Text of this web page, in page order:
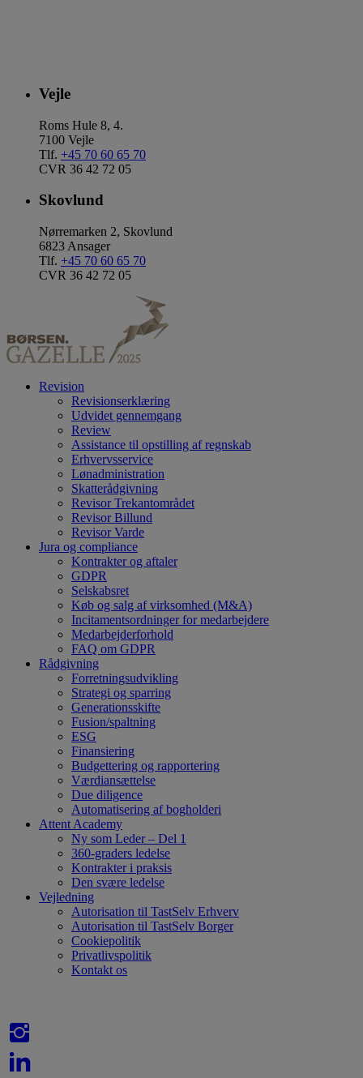
Vejle
Roms Hule 8, 4.
7100 Vejle
Tlf. +45 70 60 65 70
CVR 36 42 72 05
Skovlund
Nørremarken 2, Skovlund
6823 Ansager
Tlf. +45 70 60 65 70
CVR 36 42 72 05
Revision
Revisionserklæring
Udvidet gennemgang
Review
Assistance til opstilling af regnskab
Erhvervsservice
Lønadministration
Skatterådgivning
Revisor Trekantområdet
Revisor Billund
Revisor Varde
Jura og compliance
Kontrakter og aftaler
GDPR
Selskabsret
Køb og salg af virksomhed (M&A)
Incitamentsordninger for medarbejdere
Medarbejderforhold
FAQ om GDPR
Rådgivning
Forretningsudvikling
Strategi og sparring
Generationsskifte
Fusion/spaltning
ESG
Finansiering
Budgettering og rapportering
Værdiansættelse
Due diligence
Automatisering af bogholderi
Attent Academy
Ny som Leder – Del 1
360-graders ledelse
Kontrakter i praksis
Den svære ledelse
Vejledning
Autorisation til TastSelv Erhverv
Autorisation til TastSelv Borger
Cookiepolitik
Privatlivspolitik
Kontakt os